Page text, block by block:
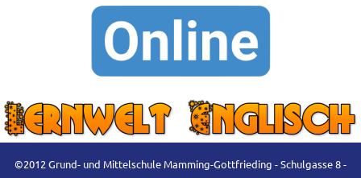
©2012 Grund- und Mittelschule Mamming-Gottfrieding - Schulgasse 8 -